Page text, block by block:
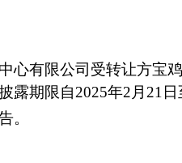
心有限公司受转让方宝
露期限自2025年2 月 21
。